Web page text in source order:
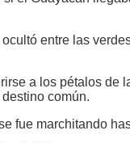
entre las
a los pétalos de
común.
fue marchitando